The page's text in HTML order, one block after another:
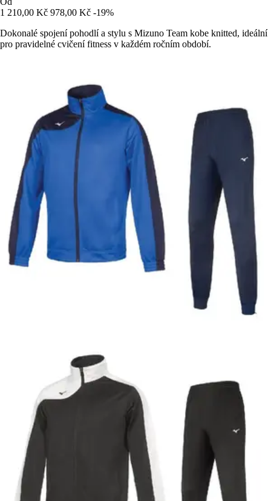
1 210,00 Kč 978,00 Kč -19%
Dokonalé spojení pohodlí a stylu s Mizuno Team kobe knitted, ideální
pro pravidelné cvičení fitness v každém ročním období.